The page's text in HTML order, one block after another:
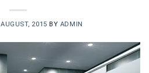
2015 BY ADMIN